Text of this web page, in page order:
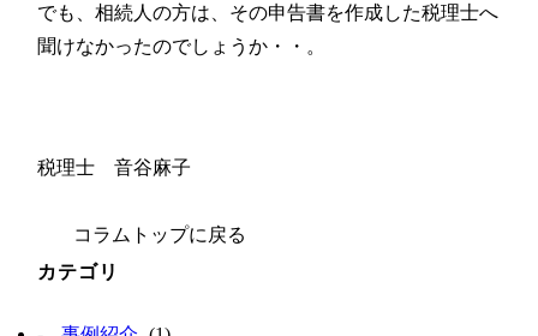
でも、相続人の方は、その申告書を作成した税理士へ
聞けなかったのでしょうか・・。
税理士 音谷麻子
コラムトップに戻る
カテゴリ